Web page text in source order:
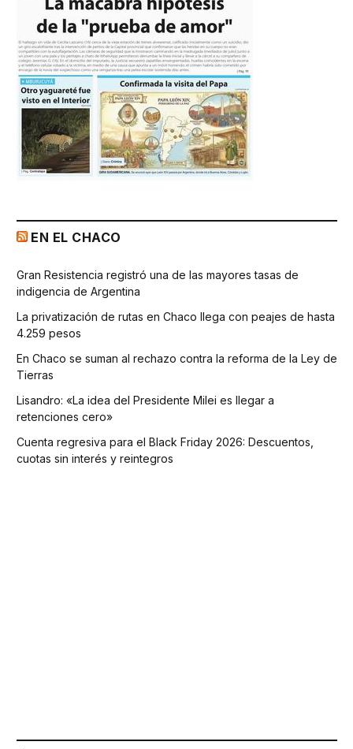
EN EL CHACO
Gran Resistencia registró una de las mayores tasas de
indigencia de Argentina
La privatización de rutas en Chaco llega con peajes de hasta
4.259 pesos
En Chaco se suman al rechazo contra la reforma de la Ley de
Tierras
Lisandro: «La idea del Presidente Milei es llegar a
retenciones cero»
Cuenta regresiva para el Black Friday 2026: Descuentos,
cuotas sin interés y reintegros